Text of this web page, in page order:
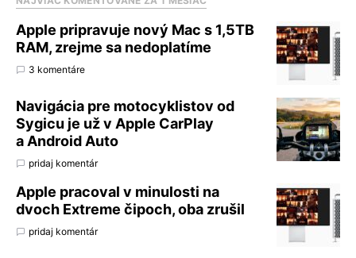
Apple pripravuje nový Mac s 1,5TB
RAM, zrejme sa nedoplatíme
3 komentáre
Navigácia pre motocyklistov od
Sygicu je už v Apple CarPlay
a Android Auto
pridaj komentár
Apple pracoval v minulosti na
dvoch Extreme čipoch, oba zrušil
pridaj komentár